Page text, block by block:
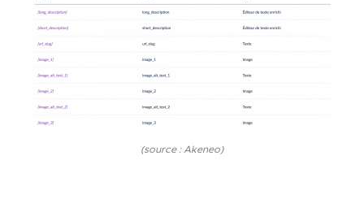
(source : Akeneo)